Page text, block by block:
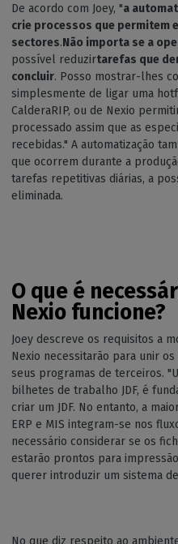
De acordo com Joey, "a
crie processos que permitem
sectores.Não importa se a
possível reduzirtarefas que
concluir. Posso mostrar-lhes
simplesmente de ligar uma
CalderaRIP, ou de Nexio
processado assim que as
recebidas." A automatização
que ocorrem durante a
tarefas repetitivas diárias, a
eliminada.
O que é
Nexio funcione?
Joey descreve os requisitos a
Nexio necessitarão para unir
seus programas de terceiros.
bilhetes de trabalho JDF, é
criar um JDF. No entanto, a
ERP e MIS integram-se nos
necessário considerar se os
estarão prontos para
querer introduzir um sistema
No que diz respeito ao